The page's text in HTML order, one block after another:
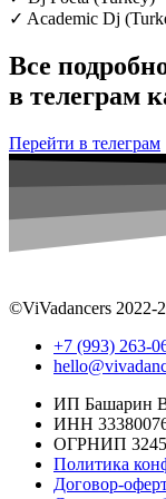
✓ Academic Dj
Все
в телеграм
Перейти в телеграм
©ViVadancers 2022-
+7 (993) 263-
ИП Башарин
ИНН
ОГРНИП
Политика
Договор-